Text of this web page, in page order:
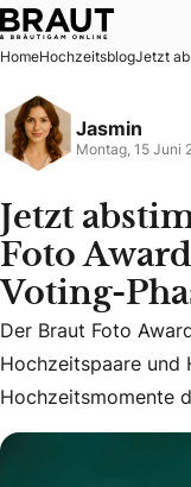
Jetzt abstimmen:
HomeHochzeitsblogJetzt
Jasmin
Montag, 15 Juni
Jetzt
Foto
Voting-
Der Braut Foto
Der Braut Foto
Hochzeitspaare und
Hochzeitsmomente